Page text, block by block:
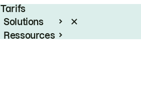
Tarifs
Solutions
Ressources